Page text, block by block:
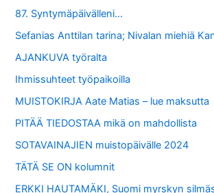
87. Syntymäpäivälleni…
Sefanias Anttilan tarina; Nivalan miehiä
AJANKUVA työralta
Ihmissuhteet työpaikoilla
MUISTOKIRJA Aate Matias – lue maksutta
PITÄÄ TIEDOSTAA mikä on mahdollista
SOTAVAINAJIEN muistopäivälle 2024
TÄTÄ SE ON kolumnit
ERKKI HAUTAMÄKI, Suomi myrskyn